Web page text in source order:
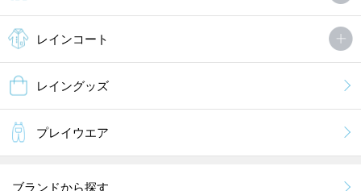
レインコート
レイングッズ
プレイウエア
ブランドから探す